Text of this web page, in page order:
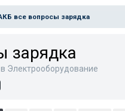
все вопросы зарядка
зарядка
в Электрооборудование